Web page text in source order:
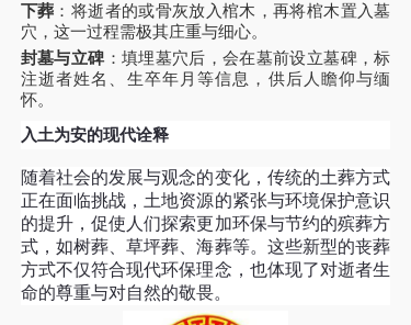
下葬 ：将逝者的或骨灰放入棺木，再将棺木置入墓
穴，这一过程需极其庄重与细心。
封墓与立碑：填埋墓穴后，会在墓前设立墓碑，标
注逝者姓名、生卒年月等信息，供后人瞻仰与缅
怀。
入土为安的现代诠释
随着社会的发展与观念的变化，传统的土葬方式
正在面临挑战，土地资源的紧张与环境保护意识
的提升，促使人们探索更加环保与节约的殡葬方
式，如树葬、草坪葬、海葬等。这些新型的丧葬
方式不仅符合现代环保理念，也体现了对逝者生
命的尊重与对自然的敬畏。